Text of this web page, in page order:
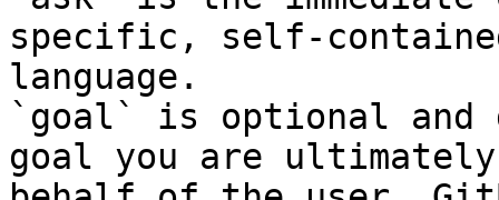
specific, self-
language.
`goal` is optional and
goal you are